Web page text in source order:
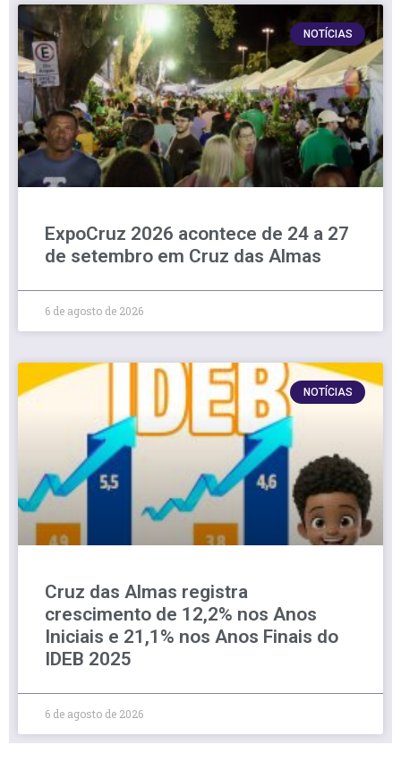
NOTÍCIAS
ExpoCruz 2026 acontece de 24 a 27
de setembro em Cruz das Almas
6 de agosto de 2026
NOTÍCIAS
Cruz das Almas registra
crescimento de 12,2% nos Anos
Iniciais e 21,1% nos Anos Finais do
IDEB 2025
6 de agosto de 2026